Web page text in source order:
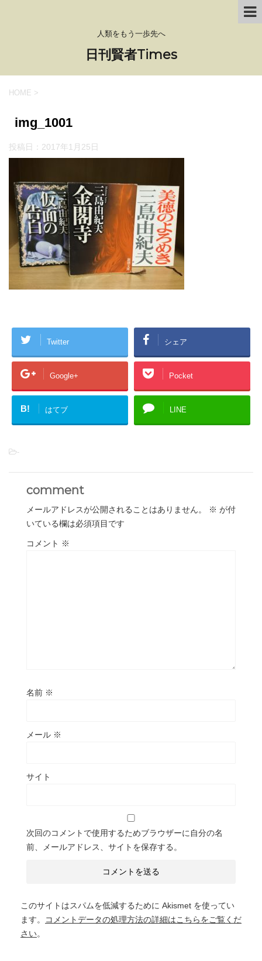
人類をもう一歩先へ
日刊賢者Times
HOME >
img_1001
投稿日： 2017年1月25日
Twitter シェア
Google+ Pocket
B! はてブ LINE
-
comment
メールアドレスが公開されることはありません。 ※ が付
いている欄は必須項目です
コメント ※
名前 ※
メール ※
サイト
次回のコメントで使用するためブラウザーに自分の名
前、メールアドレス、サイトを保存する。
このサイトはスパムを低減するために Akismet を使ってい
ます。
コメントデータの処理方法の詳細はこちらをご覧くだ
さい。